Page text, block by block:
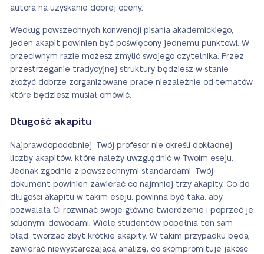
autora na uzyskanie dobrej oceny.
Według powszechnych konwencji pisania akademickiego,
jeden akapit powinien być poświęcony jednemu punktowi. W
przeciwnym razie możesz zmylić swojego czytelnika. Przez
przestrzeganie tradycyjnej struktury będziesz w stanie
złożyć dobrze zorganizowane prace niezależnie od tematów,
które będziesz musiał omówić.
Długość akapitu
Najprawdopodobniej, Twój profesor nie określi dokładnej
liczby akapitów, które należy uwzględnić w Twoim eseju.
Jednak zgodnie z powszechnymi standardami, Twój
dokument powinien zawierać co najmniej trzy akapity. Co do
długości akapitu w takim eseju, powinna być taka, aby
pozwalała Ci rozwinąć swoje główne twierdzenie i poprzeć je
solidnymi dowodami. Wiele studentów popełnia ten sam
błąd, tworząc zbyt krótkie akapity. W takim przypadku będą
zawierać niewystarczającą analizę, co skompromituje jakość